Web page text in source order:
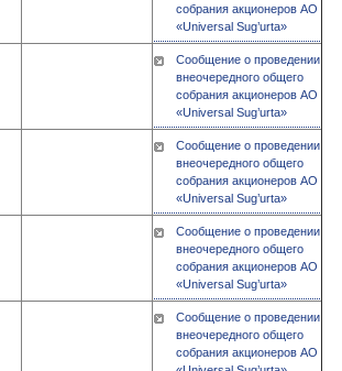
собрания акционеров АО
«Universal Sug’urta»
Сообщение о проведении
внеочередного общего
собрания акционеров АО
«Universal Sug’urta»
Сообщение о проведении
внеочередного общего
собрания акционеров АО
«Universal Sug’urta»
Сообщение о проведении
внеочередного общего
собрания акционеров АО
«Universal Sug’urta»
Сообщение о проведении
внеочередного общего
собрания акционеров АО